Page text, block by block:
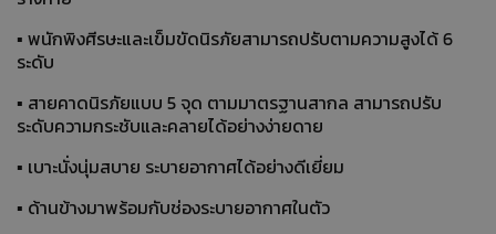
▪ พนักพิงศีรษะและเข็มขัดนิรภัยสามารถปรับตามความสูงได้ 6
ระดับ
▪ สายคาดนิรภัยแบบ 5 จุด ตามมาตรฐานสากล สามารถปรับ
ระดับความกระชับและคลายได้อย่างง่ายดาย
▪ เบาะนั่งนุ่มสบาย ระบายอากาศได้อย่างดีเยี่ยม
▪ ด้านข้างมาพร้อมกับช่องระบายอากาศในตัว